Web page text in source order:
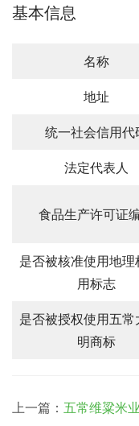
基本信息
名称
地址
统一社会信用代
法定代表人
食品生产许可证
是否被核准使用地理
用标志
是否被授权使用五常
明商标
上一篇： 五常维粱米